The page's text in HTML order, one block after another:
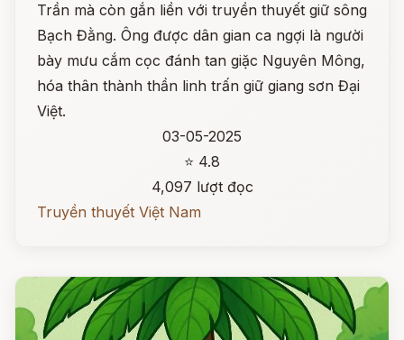
Trần mà còn gắn liền với truyền thuyết giữ sông
Bạch Đằng. Ông được dân gian ca ngợi là người
bày mưu cắm cọc đánh tan giặc Nguyên Mông,
hóa thân thành thần linh trấn giữ giang sơn Đại
Việt.
03-05-2025
⭐ 4.8
4,097 lượt đọc
Truyền thuyết Việt Nam